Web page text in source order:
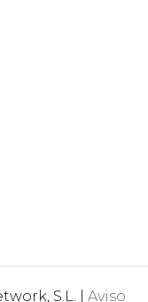
S.L. | Aviso